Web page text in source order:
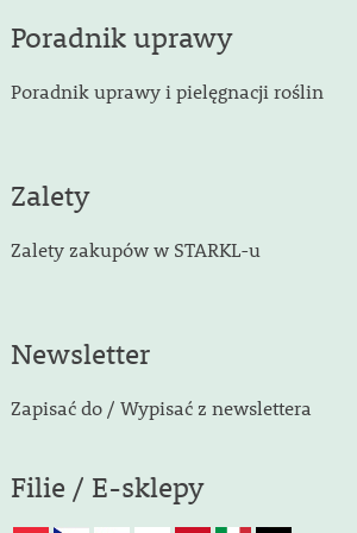
Poradnik uprawy
Poradnik uprawy i pielęgnacji roślin
Zalety
Zalety zakupów w STARKL-u
Newsletter
Zapisać do / Wypisać z newslettera
Filie / E-sklepy